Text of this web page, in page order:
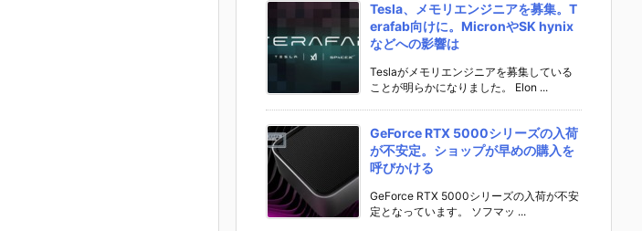
Tesla、メモリエンジニアを募集。T
erafab向けに。MicronやSK hynix
などへの影響は
Teslaがメモリエンジニアを募集している
ことが明らかになりました。 Elon ...
GeForce RTX 5000シリーズの入荷
が不安定。ショップが早めの購入を
呼びかける
GeForce RTX 5000シリーズの入荷が不安
定となっています。 ソフマッ ...